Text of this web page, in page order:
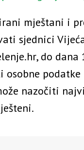
mještani i
sjednici
do dana
osobne
nazočiti